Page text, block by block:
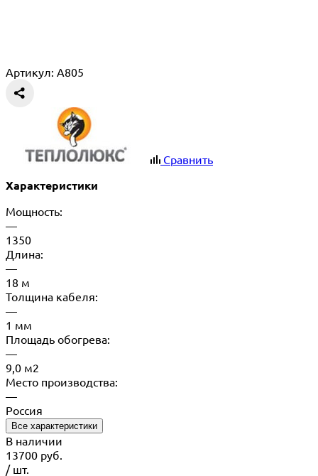
Артикул: A805
Сравнить
Характеристики
Мощность:
—
1350
Длина:
—
18 м
Толщина кабеля:
—
1 мм
Площадь обогрева:
—
9,0 м2
Место производства:
—
Россия
Все характеристики
В наличии
13700 руб.
/ шт.